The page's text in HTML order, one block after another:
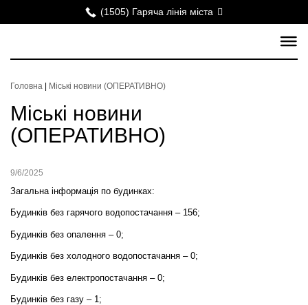
(1505) Гаряча лінія міста
Головна Міські новини (ОПЕРАТИВНО)
Міські новини
(ОПЕРАТИВНО)
9/6/2025
Загальна інформація по будинках:
Будинків без гарячого водопостачання – 156;
Будинків без опалення – 0;
Будинків без холодного водопостачання – 0;
Будинків без електропостачання – 0;
Будинків без газу – 1;